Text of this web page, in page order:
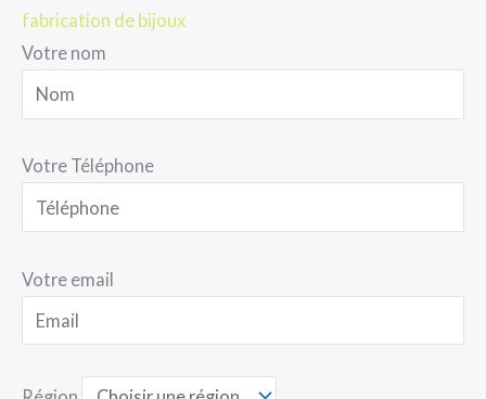
fabrication de bijoux
Votre nom
Votre Téléphone
Votre email